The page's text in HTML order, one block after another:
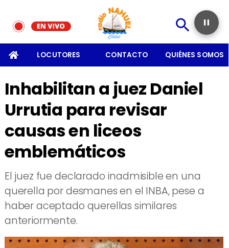
LOCUTORES CONTACTO QUIÉNES SOMOS
Inhabilitan a juez Daniel
Urrutia para revisar
causas en liceos
emblemáticos
El juez fue declarado inadmisible en una
querella por desmanes en el INBA, pese a
haber aceptado querellas similares
anteriormente.